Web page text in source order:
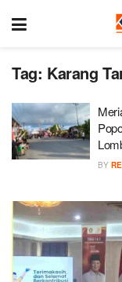
Tag: Karang
BY